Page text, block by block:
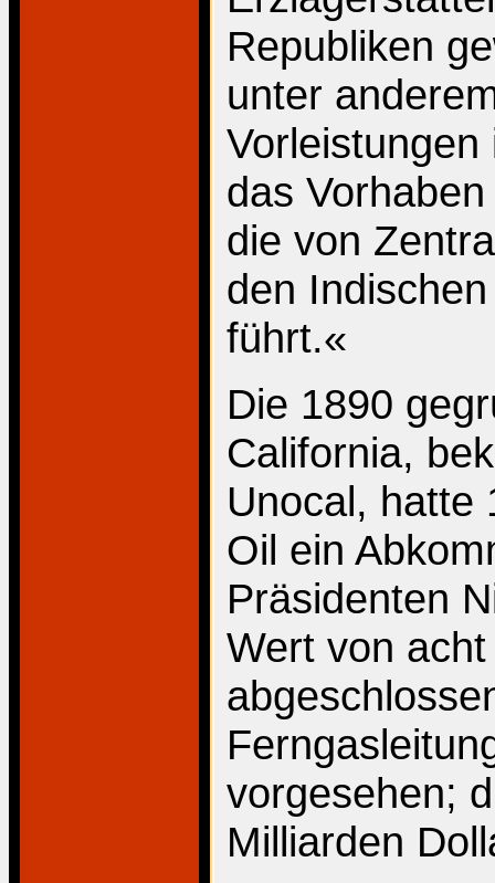
Republiken
unter
das
die von
den
führt.«
Die 1890
California,
Unocal, hatte
Oil ein
Präsidenten
Wert von
vorgesehen;
Milliarden